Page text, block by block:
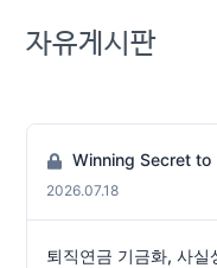
자유게시판
Winning Secret
2026.07.18
퇴직연금 기금화, 사